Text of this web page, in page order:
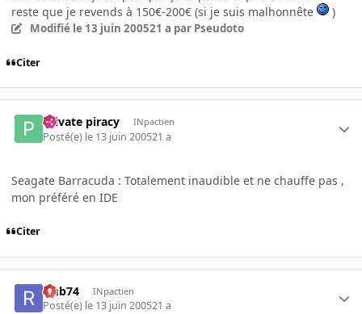
reste que je revends à 150€-200€ (si je suis malhonnête
)
Modifié le 13 juin 200521 a par Pseudoto
Citer
Private piracy INpactien
Posté(e) le 13 juin 200521 a
Seagate Barracuda : Totalement inaudible et ne chauffe pas ,
mon préféré en IDE
Citer
rmb74 INpactien
Posté(e) le 13 juin 200521 a